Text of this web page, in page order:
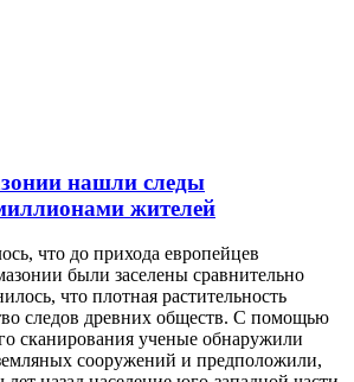
нашли следы
жителей
что до прихода европейцев
были заселены сравнительно
что плотная растительность
следов древних обществ. С помощью
сканирования ученые обнаружили
сооружений и предположили,